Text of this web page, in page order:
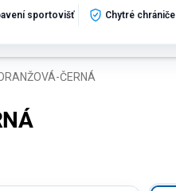
sportovišť Chytré chrániče
ČERNÁ